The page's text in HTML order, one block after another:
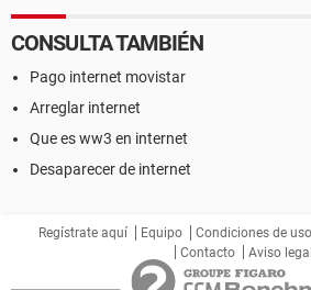
CONSULTA TAMBIÉN
Pago internet movistar
Arreglar internet
Que es ww3 en internet
Desaparecer de internet
Regístrate aquí Equipo Condiciones de uso
Contacto
Aviso legal